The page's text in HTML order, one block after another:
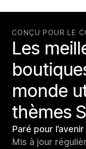
CONÇU POUR LE
Les
monde
thèmes
Paré pour l’avenir
Mis à jour